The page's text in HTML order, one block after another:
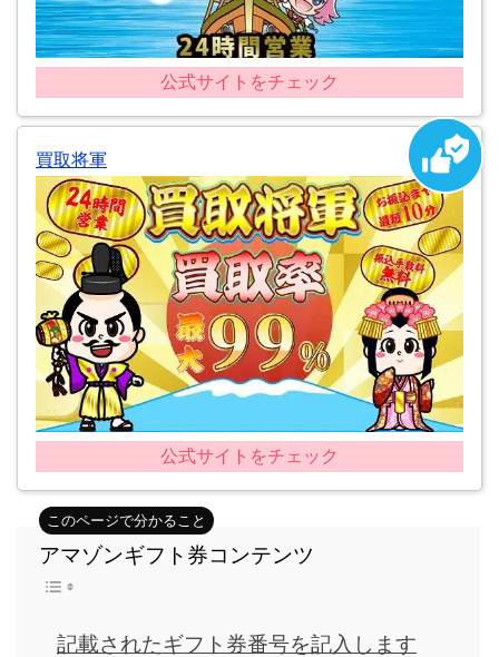
公式サイトをチェック
買取将軍
公式サイトをチェック
アマゾンギフト券コンテンツ
記載されたギフト券番号を記入します